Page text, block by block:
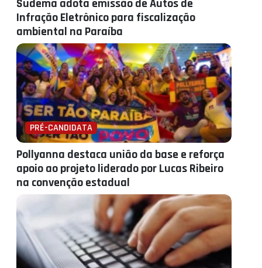
Sudema adota emissão de Autos de
Infração Eletrônico para fiscalização
ambiental na Paraíba
PRÉ-CANDIDATA
Pollyanna destaca união da base e reforça
apoio ao projeto liderado por Lucas Ribeiro
na convenção estadual